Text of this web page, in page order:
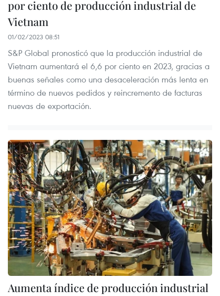
por ciento de producción industrial de
Vietnam
01/02/2023 08:51
S&P Global pronosticó que la producción industrial de
Vietnam aumentará el 6,6 por ciento en 2023, gracias a
buenas señales como una desaceleración más lenta en
término de nuevos pedidos y reincremento de facturas
nuevas de exportación.
Aumenta índice de producción industrial